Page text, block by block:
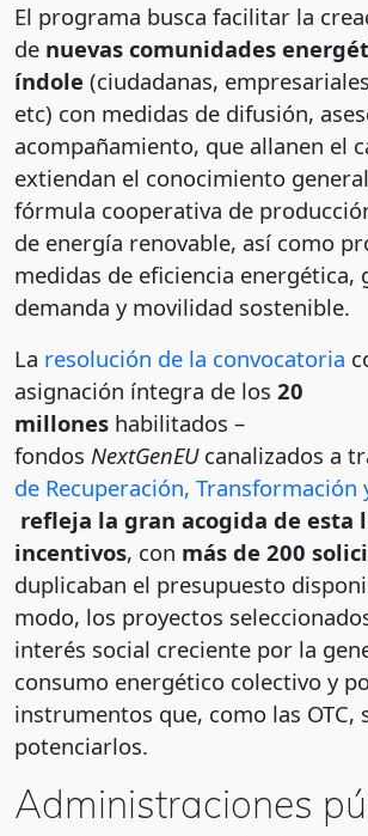
El programa busca facilitar la
de nuevas comunidades
índole (ciudadanas,
etc) con medidas de difusión,
acompañamiento, que allanen el
extiendan el conocimiento
fórmula cooperativa de
de energía renovable, así como
medidas de eficiencia energética,
demanda y movilidad sostenible.
La resolución de la convocatoria
asignación íntegra de los 20
millones habilitados –
fondos NextGenEUcanalizados a
de Recuperación, Transformación
refleja la gran acogida de esta
incentivos, con más de 200
duplicaban el presupuesto
modo, los proyectos
interés social creciente por la
consumo energético colectivo y
instrumentos que, como las OTC,
potenciarlos.
Administraciones